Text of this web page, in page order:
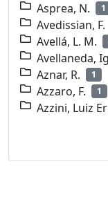
Asprea, N. 1
Avedissian, F.
Avellá, L. M.
Avellaneda,
Aznar, R. 1
Azzaro, F. 1
Azzini, Luiz